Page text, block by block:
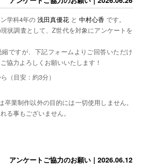
学科4年の 浅田真優花と 中村心香 です。
状調査として、Z世代を対象にアンケートを
ですが、下記フォームよりご回答いただけ
協力よろしくお願いいたします！
（目安：約3分）
卒業制作以外の目的には一切使用しません。
る事もございません。
アンケートご協力のお願い｜2026.06.12